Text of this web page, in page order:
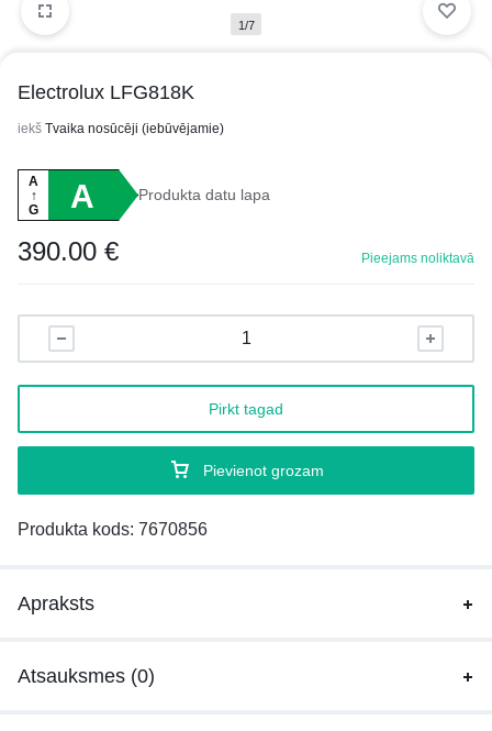
1/7
Electrolux LFG818K
iekš Tvaika nosūcēji (iebūvējamie)
A
↑
G
A Produkta datu lapa
390.00 € Pieejams noliktavā
Pievienot grozam
Pirkt tagad
Produkta kods: 7670856
Apraksts
Atsauksmes (0)